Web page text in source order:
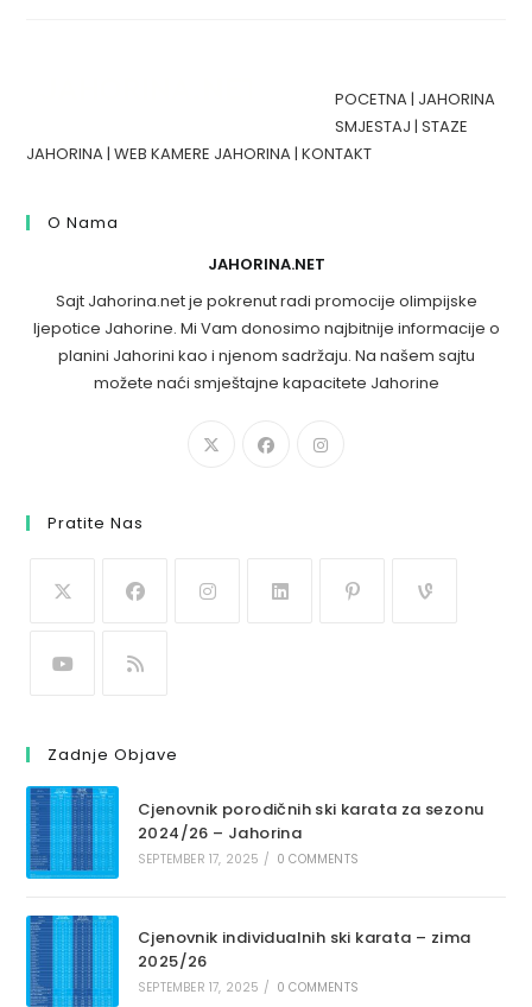
POCETNA| JAHORINA
SMJESTAJ |STAZE
JAHORINA|WEB KAMERE JAHORINA|KONTAKT
O Nama
JAHORINA.NET
Sajt Jahorina.net je pokrenut radi promocije olimpijske
ljepotice Jahorine. Mi Vam donosimo najbitnije informacije o
planini Jahorini kao i njenom sadržaju. Na našem sajtu
možete naći smještajne kapacitete Jahorine
Pratite Nas
Zadnje Objave
Cjenovnik porodičnih ski karata za sezonu
2024/26 – Jahorina
SEPTEMBER 17, 2025 / 0 COMMENTS
Cjenovnik individualnih ski karata – zima
2025/26
SEPTEMBER 17, 2025 / 0 COMMENTS